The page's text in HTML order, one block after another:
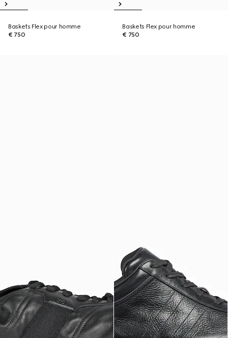
Baskets Flex pour homme
€ 750
Baskets Flex pour homme
€ 750